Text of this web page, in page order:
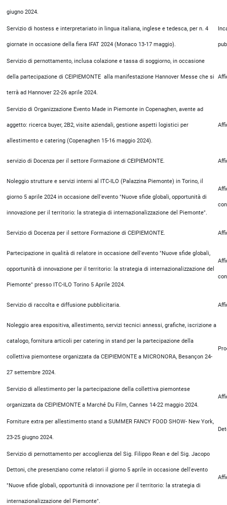
giugno 2024.
Servizio di hostess e interpretariato in lingua italiana, inglese e tedesca, per n. 4
giornate in occasione della fiera IFAT 2024 (Monaco 13-17 maggio).
Servizio di pernottamento, inclusa colazione e tassa di soggiorno, in occasione
della partecipazione di CEIPIEMONTE alla manifestazione Hannover Messe che si
terrà ad Hannover 22-26 aprile 2024.
Servizio di Organizzazione Evento Made in Piemonte in Copenaghen, avente ad
aggetto: ricerca buyer, 2B2, visite aziendali, gestione aspetti logistici per
allestimento e catering (Copenaghen 15-16 maggio 2024).
servizio di Docenza per il settore Formazione di CEIPIEMONTE.
Noleggio strutture e servizi interni al ITC-ILO (Palazzina Piemonte) in Torino, il
giorno 5 aprile 2024 in occasione dell'evento "Nuove sfide globali, opportunità di
innovazione per il territorio: la strategia di internazionalizzazione del Piemonte".
Servizio di Docenza per il settore Formazione di CEIPIEMONTE.
Partecipazione in qualità di relatore in occasione dell'evento "Nuove sfide globali,
opportunità di innovazione per il territorio: la strategia di internazionalizzazione del
Piemonte" presso ITC-ILO Torino 5 Aprile 2024.
Servizio di raccolta e diffusione pubblicitaria.
Noleggio area espositiva, allestimento, servizi tecnici annessi, grafiche, iscrizione a
catalogo, fornitura articoli per catering in stand per la partecipazione della
collettiva piemontese organizzata da CEIPIEMONTE a MICRONORA, Besançon 24-
27 settembre 2024.
Servizio di allestimento per la partecipazione della collettiva piemontese
organizzata da CEIPIEMONTE a Marché Du Film, Cannes 14-22 maggio 2024.
Forniture extra per allestimento stand a SUMMER FANCY FOOD SHOW- New York,
23-25 giugno 2024.
Servizio di pernottamento per accoglienza del Sig. Filippo Rean e del Sig. Jacopo
Dettoni, che presenziano come relatori il giorno 5 aprile in occasione dell'evento
"Nuove sfide globali, opportunità di innovazione per il territorio: la strategia di
internazionalizzazione del Piemonte".